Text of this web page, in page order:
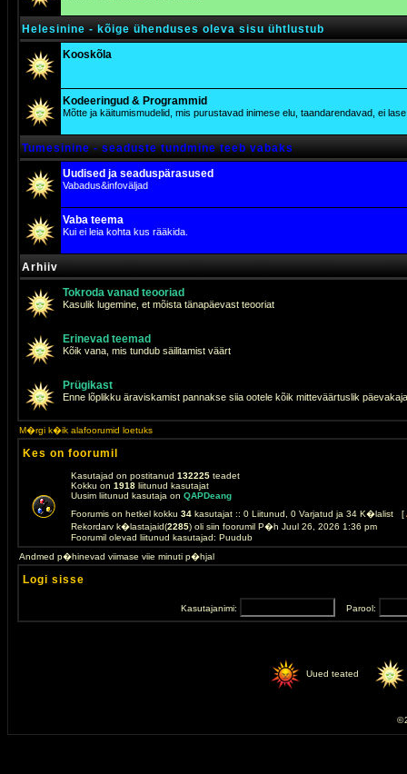
Helesinine - kõige ühenduses oleva sisu ühtlustub
Kooskõla
Kodeeringud & Programmid
Mõtte ja käitumismudelid, mis purustavad inimese elu, taandarendavad, ei
Tumesinine - seaduste tundmine teeb vabaks
Uudised ja seaduspärasused
Vabadus&infoväljad
Vaba teema
Kui ei leia kohta kus rääkida.
Arhiiv
Tokroda vanad teooriad
Kasulik lugemine, et mõista tänapäevast teooriat
Erinevad teemad
Kõik vana, mis tundub säilitamist väärt
Prügikast
Enne lõplikku äraviskamist pannakse siia ootele kõik mitteväärtuslik
M�rgi k�ik alafoorumid loetuks
Kes on foorumil
Kasutajad on postitanud 132225 teadet
Kokku on 1918 liitunud kasutajat
Uusim liitunud kasutaja on QAPDeang
Foorumis on hetkel kokku 34 kasutajat :: 0 Liitunud, 0 Varjatud ja 34 K�lalist [
Rekordarv k�lastajaid(2285) oli siin foorumil P�h Juul 26, 2026 1:36 pm
Foorumil olevad liitunud kasutajad: Puudub
Andmed p�hinevad viimase viie minuti p�hjal
Logi sisse
Kasutajanimi: Parool:
Uued teated
©